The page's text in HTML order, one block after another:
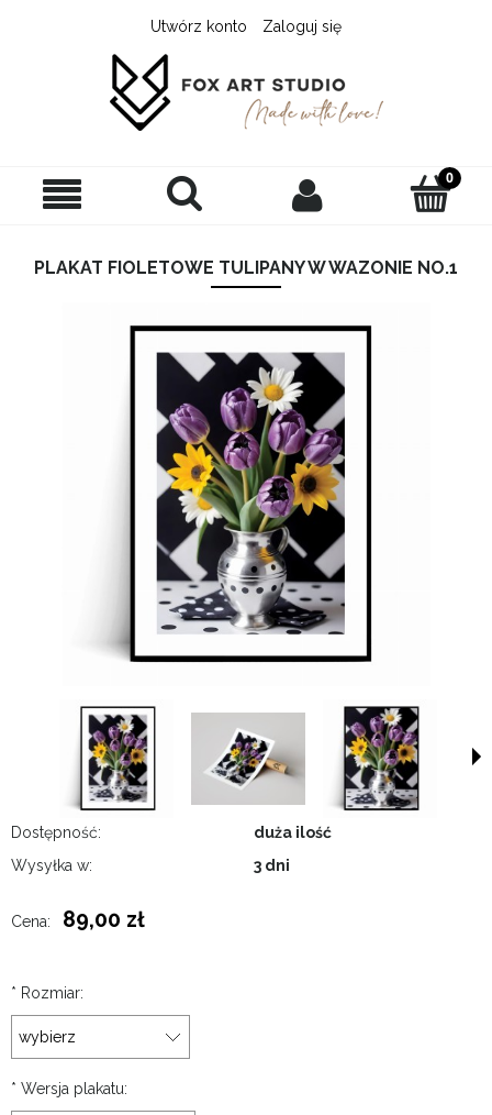
Utwórz konto Zaloguj się
PLAKAT FIOLETOWE TULIPANY W WAZONIE NO.1
Dostępność:
duża ilość
Wysyłka w:
3 dni
Cena: 89,00 zł
* Rozmiar:
* Wersja plakatu: